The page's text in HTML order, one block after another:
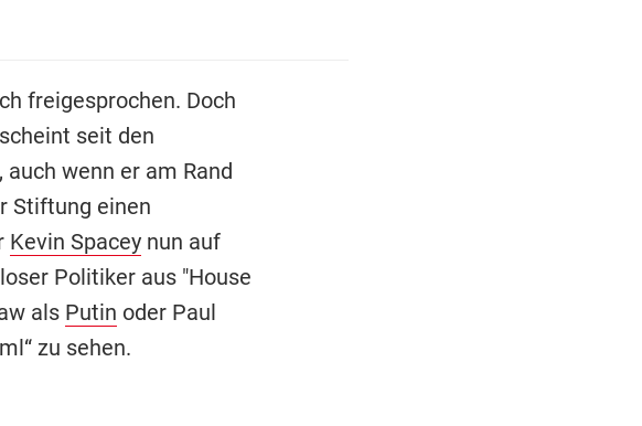
freigesprochen. Doch
seit den
wenn er am Rand
Stiftung einen
Kevin Spaceynun auf
Politiker aus "House
als Putin oder Paul
zu sehen.